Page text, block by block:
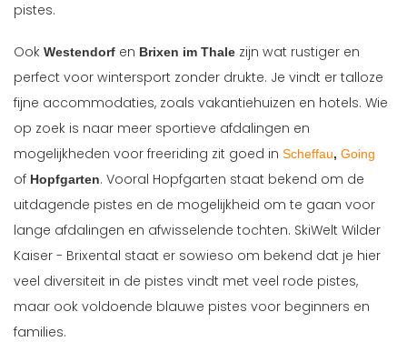
pistes.
Ook Westendorf en Brixen im Thale zijn wat rustiger en
perfect voor wintersport zonder drukte. Je vindt er talloze
fijne accommodaties, zoals vakantiehuizen en hotels. Wie
op zoek is naar meer sportieve afdalingen en
mogelijkheden voor freeriding zit goed in Scheffau, Going
of Hopfgarten. Vooral Hopfgarten staat bekend om de
uitdagende pistes en de mogelijkheid om te gaan voor
lange afdalingen en afwisselende tochten. SkiWelt Wilder
Kaiser - Brixental staat er sowieso om bekend dat je hier
veel diversiteit in de pistes vindt met veel rode pistes,
maar ook voldoende blauwe pistes voor beginners en
families.